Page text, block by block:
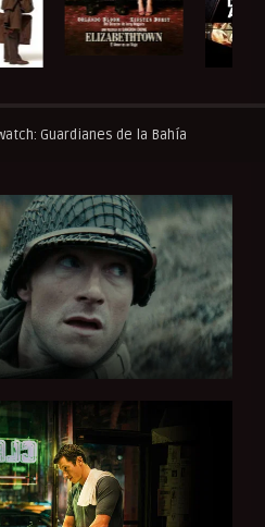
Guardianes de la Bahía